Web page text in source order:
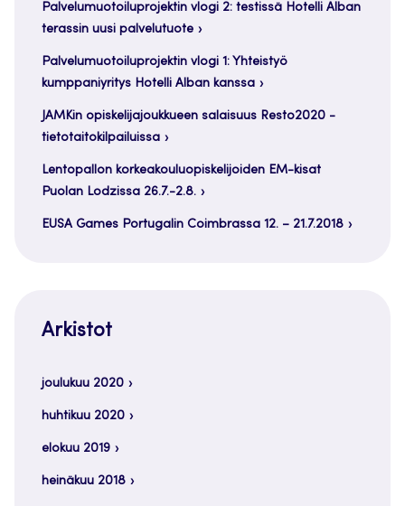
Palvelumuotoiluprojektin vlogi 2: testissä Hotelli Alban
terassin uusi palvelutuote
Palvelumuotoiluprojektin vlogi 1: Yhteistyö
kumppaniyritys Hotelli Alban kanssa
JAMKin opiskelijajoukkueen salaisuus Resto2020 -
tietotaitokilpailuissa
Lentopallon korkeakouluopiskelijoiden EM-kisat
Puolan Lodzissa 26.7.-2.8.
EUSA Games Portugalin Coimbrassa 12. – 21.7.2018
Arkistot
joulukuu 2020
huhtikuu 2020
elokuu 2019
heinäkuu 2018